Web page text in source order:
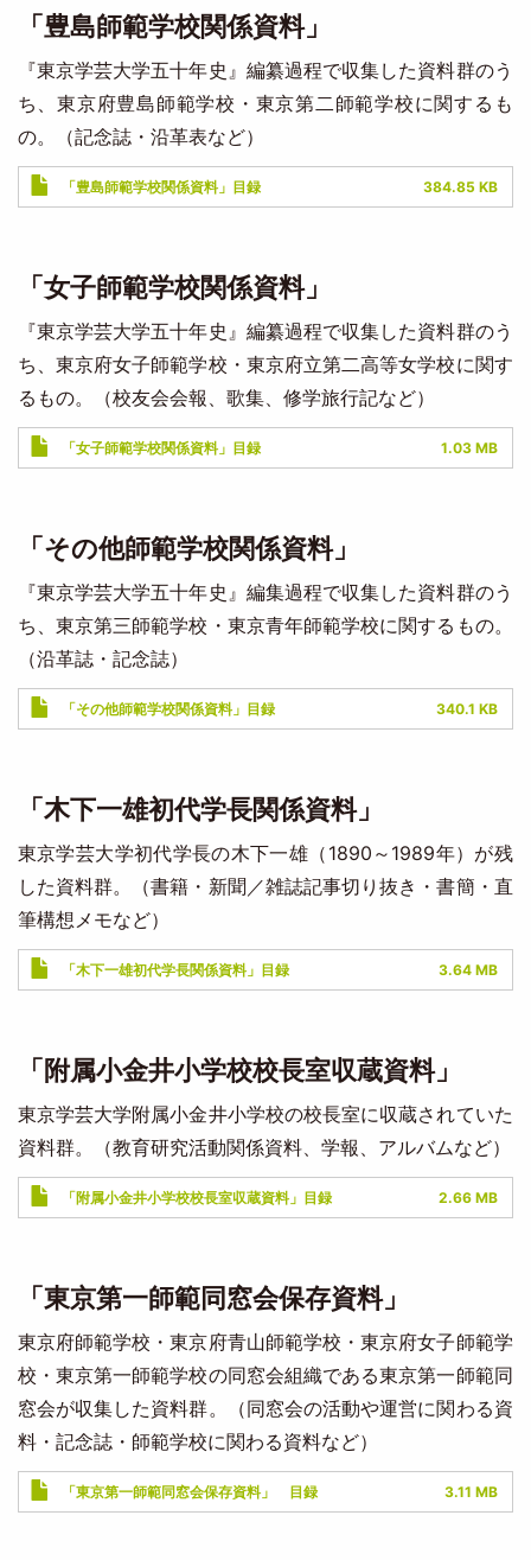
「豊島師範学校関係資料」
『東京学芸大学五十年史』編纂過程で収集した資料群のう
ち、東京府豊島師範学校・東京第二師範学校に関するも
の。（記念誌・沿革表など）
Document「豊島師範学校関係資料」目録 384.85 KB
「女子師範学校関係資料」
『東京学芸大学五十年史』編纂過程で収集した資料群のう
ち、東京府女子師範学校・東京府立第二高等女学校に関す
るもの。（校友会会報、歌集、修学旅行記など）
Document「女子師範学校関係資料」目録 1.03 MB
「その他師範学校関係資料」
『東京学芸大学五十年史』編集過程で収集した資料群のう
ち、東京第三師範学校・東京青年師範学校に関するもの。
（沿革誌・記念誌）
Document「その他師範学校関係資料」目録 340.1 KB
「木下一雄初代学長関係資料」
東京学芸大学初代学長の木下一雄（1890～1989年）が残
した資料群。（書籍・新聞／雑誌記事切り抜き・書簡・直
筆構想メモなど）
Document「木下一雄初代学長関係資料」目録 3.64 MB
「附属小金井小学校校長室収蔵資料」
東京学芸大学附属小金井小学校の校長室に収蔵されていた
資料群。（教育研究活動関係資料、学報、アルバムなど）
Document「附属小金井小学校校長室収蔵資料」目録 2.66 MB
「東京第一師範同窓会保存資料」
東京府師範学校・東京府青山師範学校・東京府女子師範学
校・東京第一師範学校の同窓会組織である東京第一師範同
窓会が収集した資料群。（同窓会の活動や運営に関わる資
料・記念誌・師範学校に関わる資料など）
Document「東京第一師範同窓会保存資料」 目録 3.11 MB